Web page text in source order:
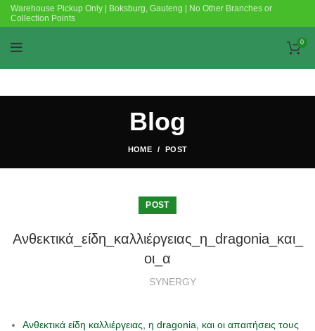
Warehouse Pickup Only | Boksburg, Gauteng | No Other Branches or
Collection Points
0
Blog
HOME POST
POST
Ανθεκτικά_είδη_καλλιέργειας_η_dragonia_και_
οι_α
SYNERGY
Ανθεκτικά είδη καλλιέργειας, η dragonia, και οι απαιτήσεις τους